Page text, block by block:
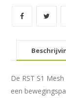
De RST S1
een